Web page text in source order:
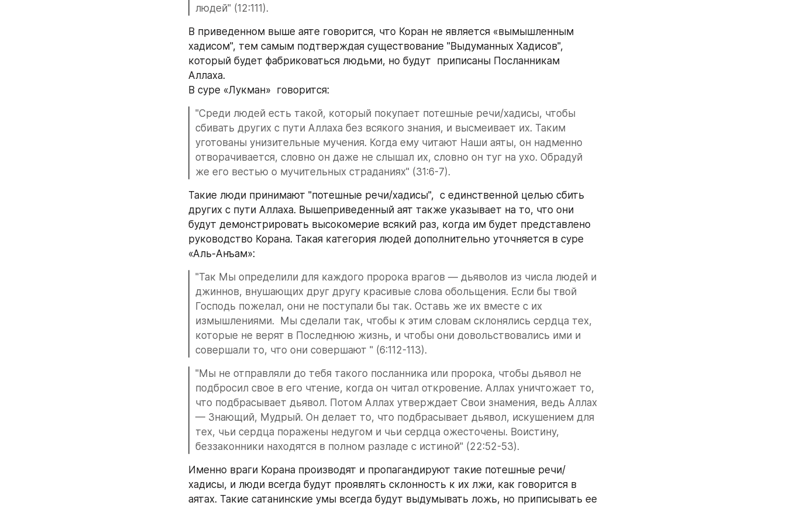
людей" (12:111).
В приведенном выше аяте говорится, что Коран не является «вымышленным
хадисом", тем самым подтверждая существование "Выдуманных Хадисов",
который будет фабриковаться людьми, но будут  приписаны Посланникам
Аллаха.
В суре «Лукман»  говорится:
"Среди людей есть такой, который покупает потешные речи/хадисы, чтобы
сбивать других с пути Аллаха без всякого знания, и высмеивает их. Таким
уготованы унизительные мучения. Когда ему читают Наши аяты, он надменно
отворачивается, словно он даже не слышал их, словно он туг на ухо. Обрадуй
же его вестью о мучительных страданиях" (31:6-7).
Такие люди принимают "потешные речи/хадисы",  с единственной целью сбить
других с пути Аллаха. Вышеприведенный аят также указывает на то, что они
будут демонстрировать высокомерие всякий раз, когда им будет представлено
руководство Корана. Такая категория людей дополнительно уточняется в суре
«Аль-Анъам»:
"Так Мы определили для каждого пророка врагов — дьяволов из числа людей и
джиннов, внушающих друг другу красивые слова обольщения. Если бы твой
Господь пожелал, они не поступали бы так. Оставь же их вместе с их
измышлениями.  Мы сделали так, чтобы к этим словам склонялись сердца тех,
которые не верят в Последнюю жизнь, и чтобы они довольствовались ими и
совершали то, что они совершают " (6:112-113).
"Мы не отправляли до тебя такого посланника или пророка, чтобы дьявол не
подбросил свое в его чтение, когда он читал откровение. Аллах уничтожает то,
что подбрасывает дьявол. Потом Аллах утверждает Свои знамения, ведь Аллах
— Знающий, Мудрый. Он делает то, что подбрасывает дьявол, искушением для
тех, чьи сердца поражены недугом и чьи сердца ожесточены. Воистину,
беззаконники находятся в полном разладе с истиной" (22:52-53).
Именно враги Корана производят и пропагандируют такие потешные речи/
хадисы, и люди всегда будут проявлять склонность к их лжи, как говорится в
аятах. Такие сатанинские умы всегда будут выдумывать ложь, но приписывать ее